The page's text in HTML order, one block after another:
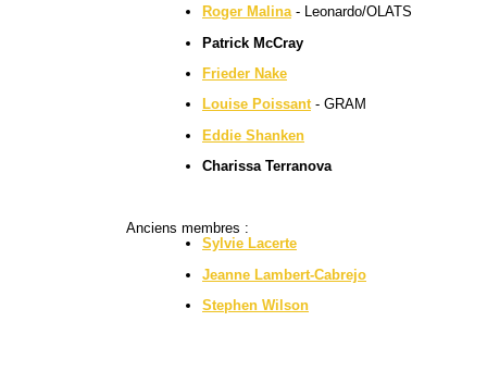
Roger Malina- Leonardo/OLATS
Patrick McCray
Frieder Nake
Louise Poissant- GRAM
Eddie Shanken
Charissa Terranova
Anciens membres :
Sylvie Lacerte
Jeanne Lambert-Cabrejo
Stephen Wilson